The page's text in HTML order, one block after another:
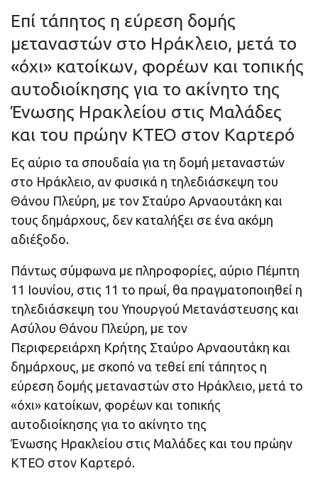
Επί τάπητος η εύρεση δομής
μεταναστών στο Ηράκλειο, μετά το
«όχι» κατοίκων, φορέων και τοπικής
αυτοδιοίκησης για το ακίνητο της
Ένωσης Ηρακλείου στις Μαλάδες
και του πρώην ΚΤΕΟ στον Καρτερό
Ες αύριο τα σπουδαία για τη δομή μεταναστών
στο Ηράκλειο, αν φυσικά η τηλεδιάσκεψη του
Θάνου Πλεύρη, με τον Σταύρο Αρναουτάκη και
τους δημάρχους, δεν καταλήξει σε ένα ακόμη
αδιέξοδο.
Πάντως σύμφωνα με πληροφορίες, αύριο Πέμπτη
11 Ιουνίου, στις 11 το πρωί, θα πραγματοποιηθεί η
τηλεδιάσκεψη του Υπουργού Μετανάστευσης και
Ασύλου Θάνου Πλεύρη, με τον
Περιφερειάρχη Κρήτης Σταύρο Αρναουτάκη και
δημάρχους, με σκοπό να τεθεί επί τάπητος η
εύρεση δομής μεταναστών στο Ηράκλειο, μετά το
«όχι» κατοίκων, φορέων και τοπικής
αυτοδιοίκησης για το ακίνητο της
Ένωσης Ηρακλείου στις Μαλάδες και του πρώην
ΚΤΕΟ στον Καρτερό.